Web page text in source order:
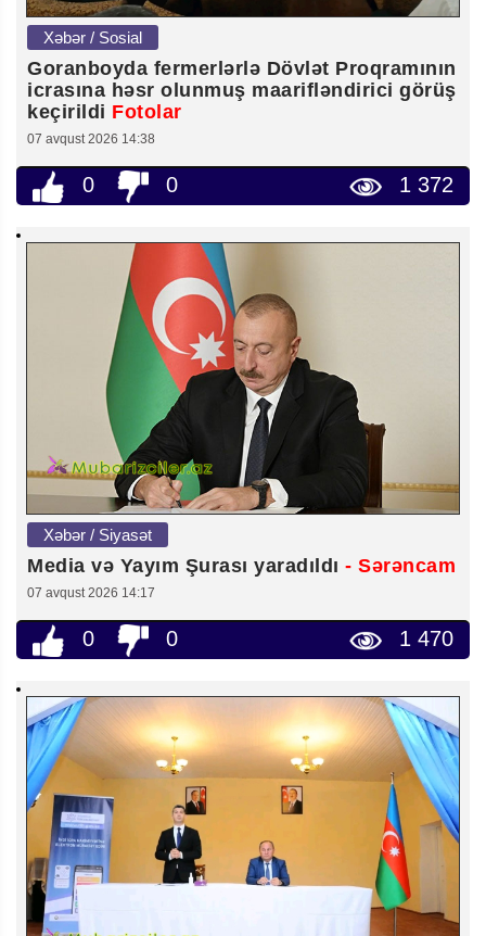
Xəbər / Sosial
Goranboyda fermerlərlə Dövlət Proqramının
icrasına həsr olunmuş maarifləndirici görüş
keçirildi Fotolar
07 avqust 2026 14:38
0 0 1 372
Xəbər / Siyasət
Media və Yayım Şurası yaradıldı - Sərəncam
07 avqust 2026 14:17
0 0 1 470